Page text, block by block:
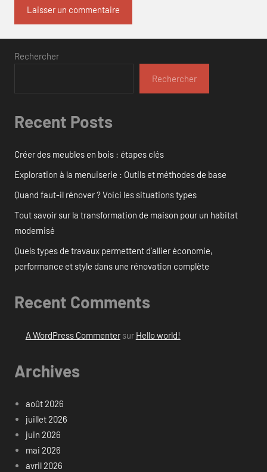
Rechercher
Rechercher
Recent Posts
Créer des meubles en bois : étapes clés
Exploration à la menuiserie : Outils et méthodes de base
Quand faut-il rénover ? Voici les situations types
Tout savoir sur la transformation de maison pour un habitat
modernisé
Quels types de travaux permettent d’allier économie,
performance et style dans une rénovation complète
Recent Comments
A WordPress Commentersur Hello world!
Archives
août 2026
juillet 2026
juin 2026
mai 2026
avril 2026